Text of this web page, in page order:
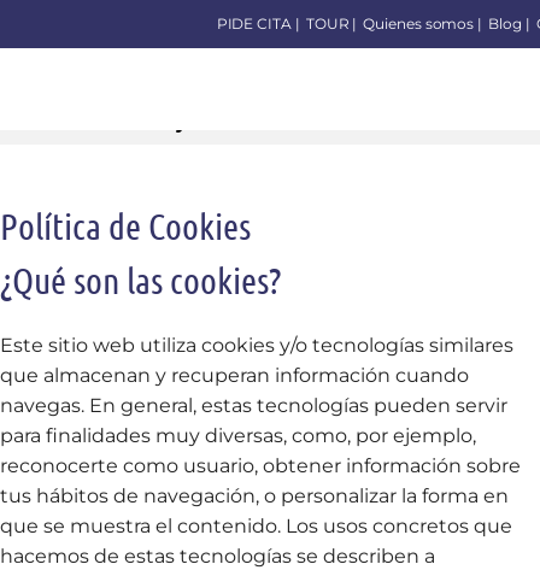
PIDE CITA | TOUR | Quienes somos | Blog |
Política de Cookies
¿Qué son las cookies?
Este sitio web utiliza cookies y/o tecnologías similares
que almacenan y recuperan información cuando
navegas. En general, estas tecnologías pueden servir
para finalidades muy diversas, como, por ejemplo,
reconocerte como usuario, obtener información sobre
tus hábitos de navegación, o personalizar la forma en
que se muestra el contenido. Los usos concretos que
hacemos de estas tecnologías se describen a